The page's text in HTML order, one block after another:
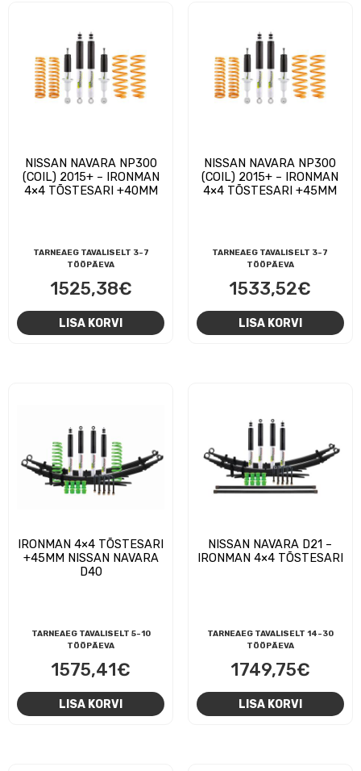
NISSAN NAVARA NP300
(COIL) 2015+ – IRONMAN
4×4 TÕSTESARI +40MM
TARNEAEG TAVALISELT 3-7
TÖÖPÄEVA
1525,38€
LISA KORVI
NISSAN NAVARA NP300
(COIL) 2015+ – IRONMAN
4×4 TÕSTESARI +45MM
TARNEAEG TAVALISELT 3-7
TÖÖPÄEVA
1533,52€
LISA KORVI
IRONMAN 4×4 TÕSTESARI
+45MM NISSAN NAVARA
D40
TARNEAEG TAVALISELT 5-10
TÖÖPÄEVA
1575,41€
LISA KORVI
NISSAN NAVARA D21 –
IRONMAN 4×4 TÕSTESARI
TARNEAEG TAVALISELT 14-30
TÖÖPÄEVA
1749,75€
LISA KORVI